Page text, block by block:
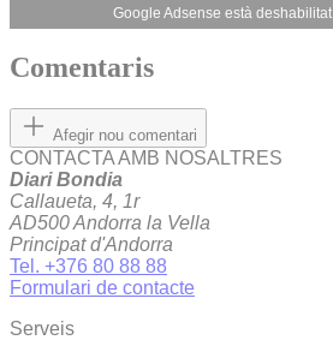
Google Adsense està deshabilitat.
Comentaris
Afegir nou comentari
CONTACTA AMB NOSALTRES
Diari Bondia
Callaueta, 4, 1r
AD500 Andorra la Vella
Principat d'Andorra
Tel. +376 80 88 88
Formulari de contacte
Serveis